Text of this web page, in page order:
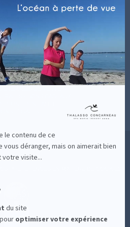
le contenu de ce
déranger, mais on aimerait bien
votre visite...
du site
optimiservotre expérience
HÉBERGEMENT
RAISONS DE VENIR
COMPTE
MON PANIER
ACCÈS
CONTACT
D'HYGIÈNE
CONFIDENTIALITÉ
LÉGALES
- 29900 CONCARNEAU - 02 98 75 05 40
PRÉFÉRENCES EN MATIÈRE DE COOKIES